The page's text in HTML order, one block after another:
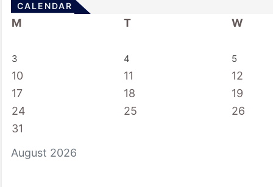
CALENDAR
August 2026
M T W
3 4 5
10 11
12
17
18
19
24
25
26
31